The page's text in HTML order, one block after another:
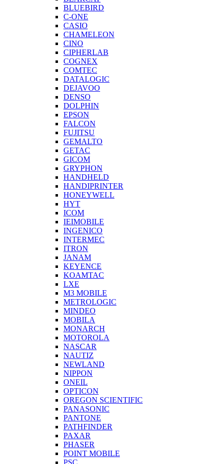
BLUEBIRD
C-ONE
CASIO
CHAMELEON
CINO
CIPHERLAB
COGNEX
COMTEC
DATALOGIC
DEJAVOO
DENSO
DOLPHIN
EPSON
FALCON
FUJITSU
GEMALTO
GETAC
GICOM
GRYPHON
HANDHELD
HANDIPRINTER
HONEYWELL
HYT
ICOM
IEIMOBILE
INGENICO
INTERMEC
ITRON
JANAM
KEYENCE
KOAMTAC
LXE
M3 MOBILE
METROLOGIC
MINDEO
MOBILA
MONARCH
MOTOROLA
NASCAR
NAUTIZ
NEWLAND
NIPPON
ONEIL
OPTICON
OREGON SCIENTIFIC
PANASONIC
PANTONE
PATHFINDER
PAXAR
PHASER
POINT MOBILE
PSC